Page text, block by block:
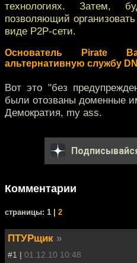
технологиях. Затем,
позволяющий
виде P2P-сети.
Основатель Pirate
альтернативную службу
Вот это "без
были отозваны доменные
Демократия, my ass.
Комментарии
cтраницы: 1 | 2
ПТУРщик »
#1 | 01.12.10 10:48